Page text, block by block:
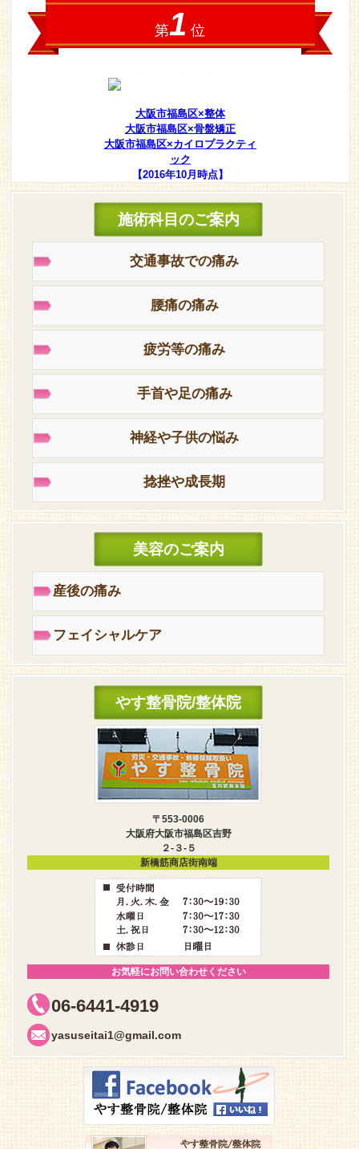
大阪市福島区×整体
大阪市福島区×骨盤矯正
大阪市福島区×カイロプラクティ
ック
【2016年10月時点】
施術科目のご案内
交通事故での痛み
腰痛の痛み
疲労等の痛み
手首や足の痛み
神経や子供の悩み
捻挫や成長期
美容のご案内
産後の痛み
フェイシャルケア
やす整骨院/整体院
〒553-0006
大阪府大阪市福島区吉野
２-３-５
新橋筋商店街南端
お気軽にお問い合わせください
06-6441-4919
yasuseitai1@gmail.com